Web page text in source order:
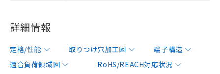
詳細情報
定格/性能 取りつけ穴加工図
端子構造
適合負荷領域図
RoHS/REACH対応状況